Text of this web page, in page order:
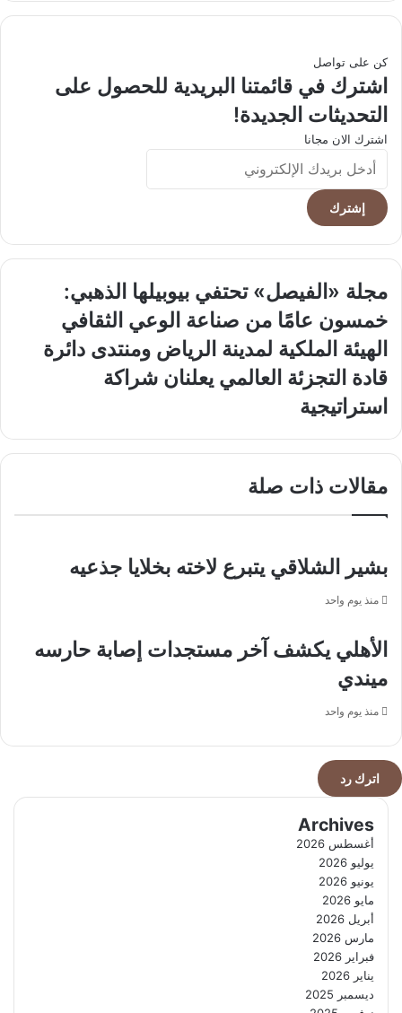
كن على تواصل
اشترك في قائمتنا البريدية للحصول على
التحديثات الجديدة!
اشترك الان مجانا
أدخل
بريدك
الإلكتروني
«الفيصل»
تحتفي
بيوبيلها
الذهبي:
خمسون
عامًا
من
صناعة
الوعي
الثقافي
مجلة «الفيصل» تحتفي بيوبيلها الذهبي:
خمسون عامًا من صناعة الوعي الثقافي
الهيئة
الملكية
لمدينة
الرياض
ومنتدى
دائرة
قادة
التجزئة
العالمي
يعلنان
الهيئة الملكية لمدينة الرياض ومنتدى دائرة
قادة التجزئة العالمي يعلنان شراكة
استراتيجية
مقالات ذات صلة
بشير الشلاقي يتبرع لاخته بخلايا جذعيه
منذ يوم واحد
الأهلي يكشف آخر مستجدات إصابة حارسه
ميندي
منذ يوم واحد
اترك رد
Archives
أغسطس 2026
يوليو 2026
يونيو 2026
مايو 2026
أبريل 2026
مارس 2026
فبراير 2026
يناير 2026
ديسمبر 2025